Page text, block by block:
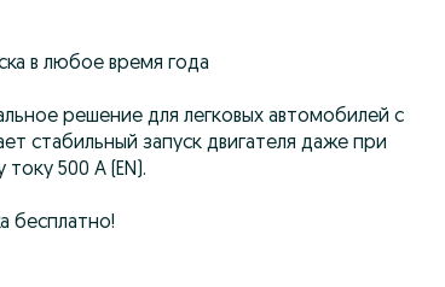
в любое время года
решение для легковых автомобилей с
стабильный запуск двигателя даже при
500 A (EN).
бесплатно!